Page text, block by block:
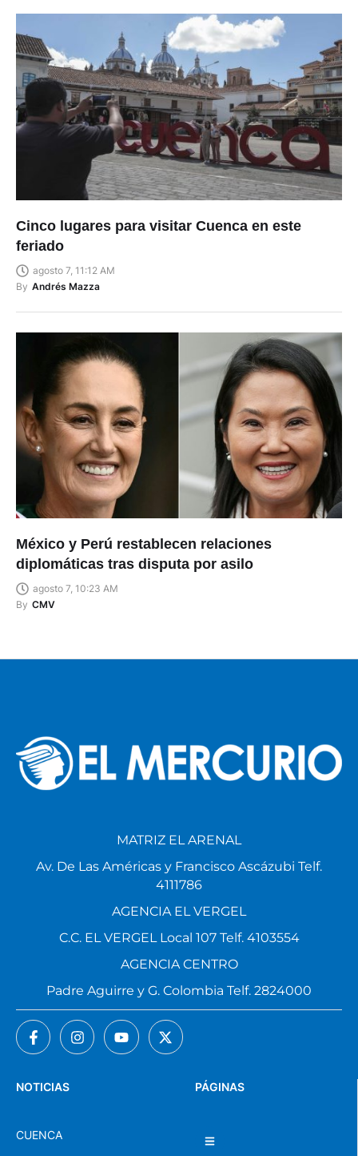
Cinco lugares para visitar Cuenca en este
feriado
agosto 7, 11:12 AM
By Andrés Mazza
México y Perú restablecen relaciones
diplomáticas tras disputa por asilo
agosto 7, 10:23 AM
By CMV
PÁGINAS
NOTICIAS
CUENCA
MATRIZ EL ARENAL
Av. De Las Américas y Francisco Ascázubi Telf.
4111786
AGENCIA EL VERGEL
C.C. EL VERGEL Local 107 Telf. 4103554
AGENCIA CENTRO
Padre Aguirre y G. Colombia Telf. 2824000